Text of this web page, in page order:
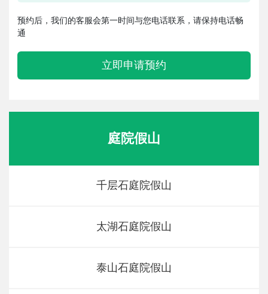
预约后，我们的客服会第一时间与您电话联系，请保持电话畅
通
立即申请预约
庭院假山
千层石庭院假山
太湖石庭院假山
泰山石庭院假山